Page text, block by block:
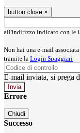
button close ×
all'indirizzo indicato con le
Non hai una e-mail
tramite la Login Spaggiari
E-mail inviata, si prega
Errore
Chiudi
Successo